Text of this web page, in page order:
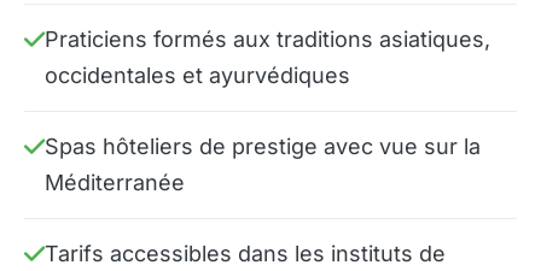
Praticiens formés aux traditions asiatiques,
occidentales et ayurvédiques
Spas hôteliers de prestige avec vue sur la
Méditerranée
Tarifs accessibles dans les instituts de